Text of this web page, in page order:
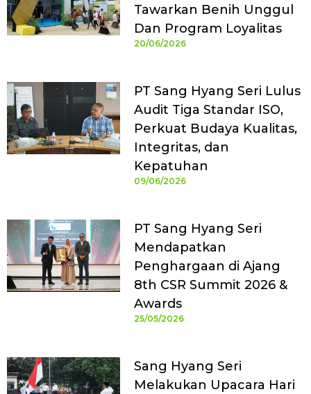
Tawarkan Benih Unggul
Dan Program Loyalitas
20/06/2026
PT Sang Hyang Seri Lulus
Audit Tiga Standar ISO,
Perkuat Budaya Kualitas,
Integritas, dan
Kepatuhan
09/06/2026
PT Sang Hyang Seri
Mendapatkan
Penghargaan di Ajang
8th CSR Summit 2026 &
Awards
25/05/2026
Sang Hyang Seri
Melakukan Upacara Hari